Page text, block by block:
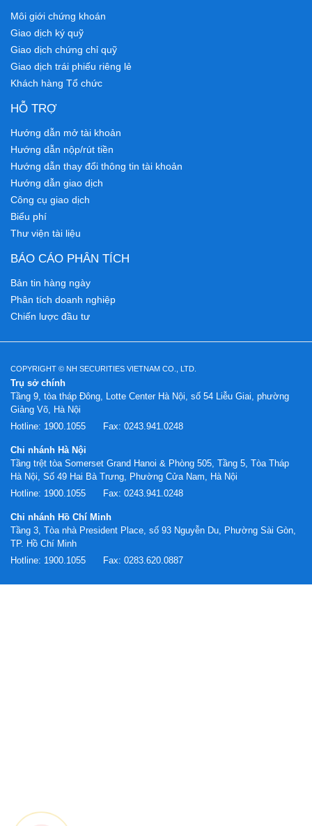
Môi giới chứng khoán
Giao dịch ký quỹ
Giao dịch chứng chỉ quỹ
Giao dịch trái phiếu riêng lẻ
Khách hàng Tổ chức
HỖ TRỢ
Hướng dẫn mở tài khoản
Hướng dẫn nộp/rút tiền
Hướng dẫn thay đổi thông tin tài khoản
Hướng dẫn giao dịch
Công cụ giao dịch
Biểu phí
Thư viện tài liệu
BÁO CÁO PHÂN TÍCH
Bản tin hàng ngày
Phân tích doanh nghiệp
Chiến lược đầu tư
COPYRIGHT © NH SECURITIES VIETNAM CO., LTD.
Trụ sở chính
Tầng 9, tòa tháp Đông, Lotte Center Hà Nội, số 54 Liễu Giai, phường
Giảng Võ, Hà Nội
Hotline: 1900.1055 Fax: 0243.941.0248
Chi nhánh Hà Nội
Tầng trệt tòa Somerset Grand Hanoi & Phòng 505, Tầng 5, Tòa Tháp
Hà Nội, Số 49 Hai Bà Trưng, Phường Cửa Nam, Hà Nội
Hotline: 1900.1055 Fax: 0243.941.0248
Chi nhánh Hồ Chí Minh
Tầng 3, Tòa nhà President Place, số 93 Nguyễn Du, Phường Sài Gòn,
TP. Hồ Chí Minh
Hotline: 1900.1055 Fax: 0283.620.0887